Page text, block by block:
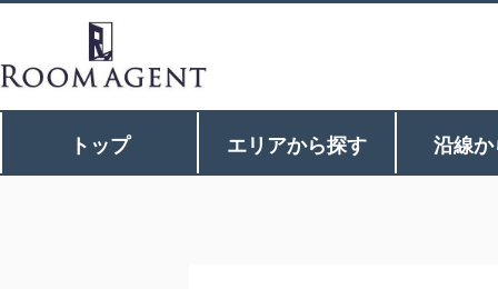
トップ エリアから探す 沿線